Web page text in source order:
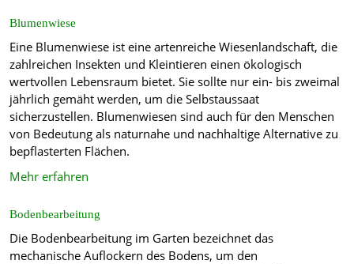
Blumenwiese
Eine Blumenwiese ist eine artenreiche Wiesenlandschaft, die
zahlreichen Insekten und Kleintieren einen ökologisch
wertvollen Lebensraum bietet. Sie sollte nur ein- bis zweimal
jährlich gemäht werden, um die Selbstaussaat
sicherzustellen. Blumenwiesen sind auch für den Menschen
von Bedeutung als naturnahe und nachhaltige Alternative zu
bepflasterten Flächen.
Mehr erfahren
Bodenbearbeitung
Die Bodenbearbeitung im Garten bezeichnet das
mechanische Auflockern des Bodens, um den